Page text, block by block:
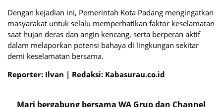
Dengan kejadian ini, Pemerintah Kota Padang mengingatkan
masyarakat untuk selalu memperhatikan faktor keselamatan
saat hujan deras dan angin kencang, serta berperan aktif
dalam melaporkan potensi bahaya di lingkungan sekitar
demi keselamatan bersama.
Reporter: Ilvan | Redaksi: Kabasurau.co.id
Mari bergabung bersama WA Grup dan Channel